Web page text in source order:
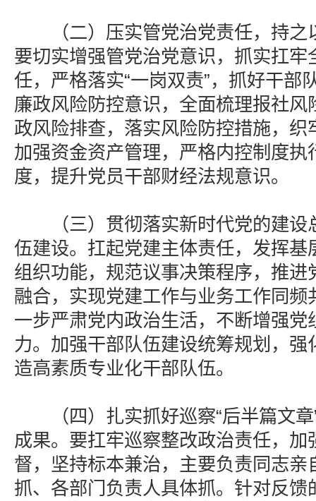
（二）压实管党治党责任，持之
要切实增强管党治党意识，抓实扛牢
任，严格落实“一岗双责”，抓好干部
廉政风险防控意识，全面梳理报社风
政风险排查，落实风险防控措施，织
加强资金资产管理，严格内控制度执
度，提升党员干部财经法规意识。
（三）贯彻落实新时代党的建设
伍建设。扛起党建主体责任，发挥基
组织功能，规范议事决策程序，推进
融合，实现党建工作与业务工作同频
一步严肃党内政治生活，不断增强党
力。加强干部队伍建设统筹规划，强
造高素质专业化干部队伍。
（四）扎实抓好巡察“后半篇文章
成果。要扛牢巡察整改政治责任，加
督，坚持标本兼治，主要负责同志亲
抓、各部门负责人具体抓。针对反馈